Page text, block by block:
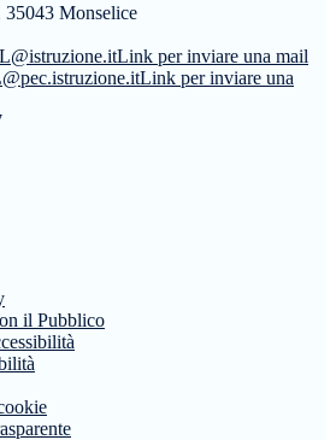
Monselice
Link per inviare una mail
Link per inviare una
il Pubblico